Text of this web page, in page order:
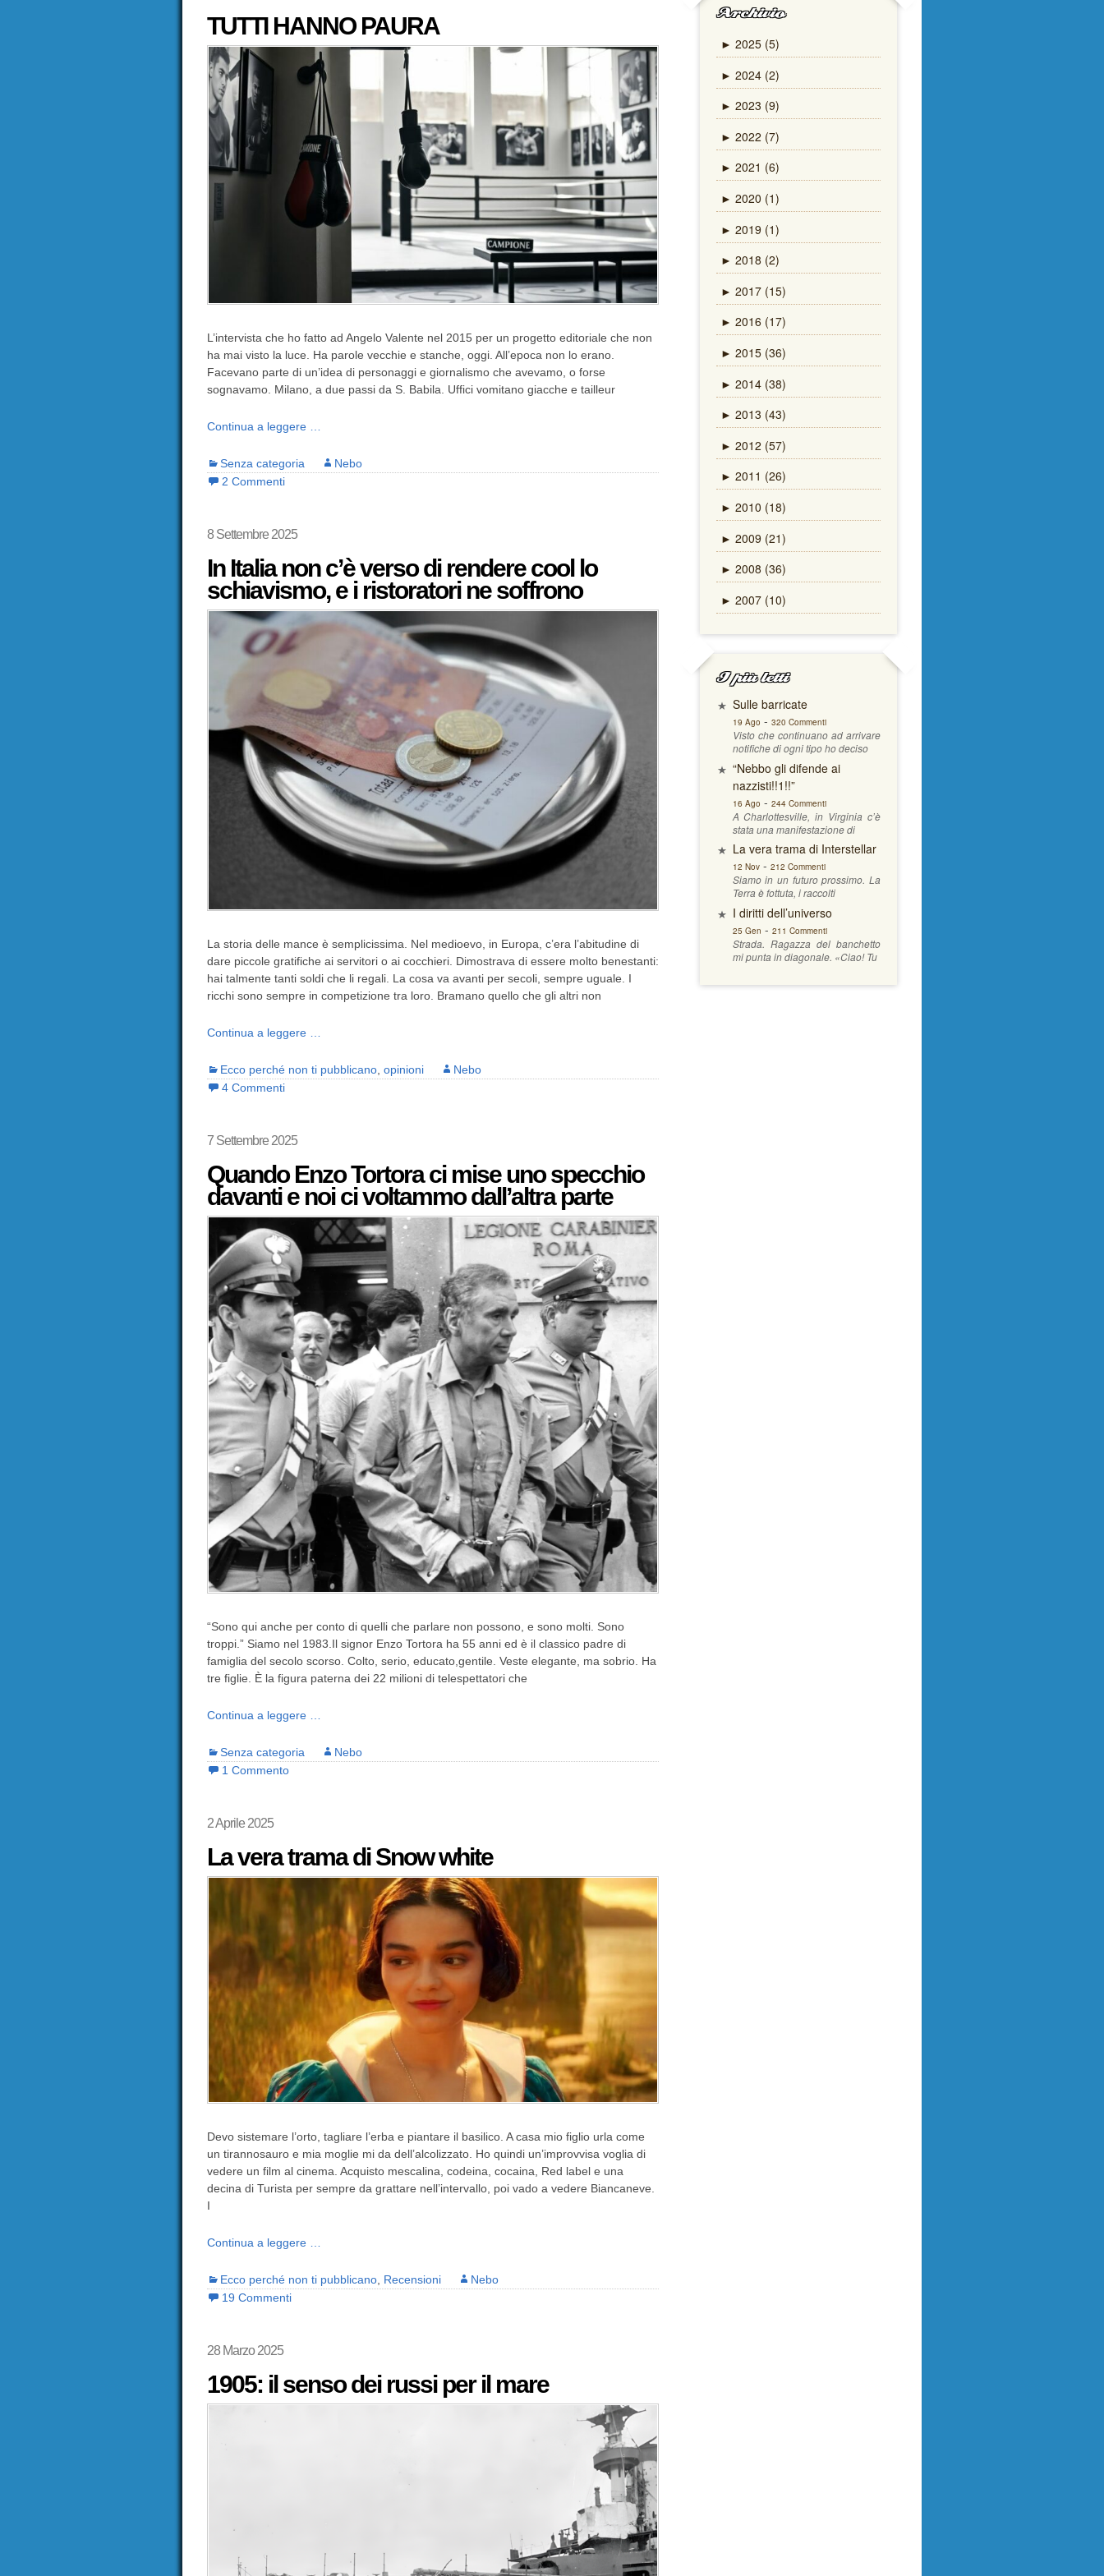
TUTTI HANNO PAURA
L’intervista che ho fatto ad Angelo Valente nel 2015 per un progetto editoriale che non
ha mai visto la luce. Ha parole vecchie e stanche, oggi. All’epoca non lo erano.
Facevano parte di un’idea di personaggi e giornalismo che avevamo, o forse
sognavamo. Milano, a due passi da S. Babila. Uffici vomitano giacche e tailleur
Continua a leggere …
Senza categoria
Nebo
2 Commenti
8 Settembre 2025
In Italia non c’è verso di rendere cool lo
schiavismo, e i ristoratori ne soffrono
La storia delle mance è semplicissima. Nel medioevo, in Europa, c’era l’abitudine di
dare piccole gratifiche ai servitori o ai cocchieri. Dimostrava di essere molto benestanti:
hai talmente tanti soldi che li regali. La cosa va avanti per secoli, sempre uguale. I
ricchi sono sempre in competizione tra loro. Bramano quello che gli altri non
Continua a leggere …
Ecco perché non ti pubblicano, opinioni
Nebo
4 Commenti
7 Settembre 2025
Quando Enzo Tortora ci mise uno specchio
davanti e noi ci voltammo dall’altra parte
“Sono qui anche per conto di quelli che parlare non possono, e sono molti. Sono
troppi.” Siamo nel 1983.Il signor Enzo Tortora ha 55 anni ed è il classico padre di
famiglia del secolo scorso. Colto, serio, educato,gentile. Veste elegante, ma sobrio. Ha
tre figlie. È la figura paterna dei 22 milioni di telespettatori che
Continua a leggere …
Senza categoria
Nebo
1 Commento
2 Aprile 2025
La vera trama di Snow white
Devo sistemare l’orto, tagliare l’erba e piantare il basilico. A casa mio figlio urla come
un tirannosauro e mia moglie mi da dell’alcolizzato. Ho quindi un’improvvisa voglia di
vedere un film al cinema. Acquisto mescalina, codeina, cocaina, Red label e una
decina di Turista per sempre da grattare nell’intervallo, poi vado a vedere Biancaneve.
I
Continua a leggere …
Ecco perché non ti pubblicano Recensioni
Nebo
19 Commenti
28 Marzo 2025
1905: il senso dei russi per il mare
Archivio
► 2025 (5)
► 2024 (2)
► 2023 (9)
► 2022 (7)
► 2021 (6)
► 2020 (1)
► 2019 (1)
► 2018 (2)
► 2017 (15)
► 2016 (17)
► 2015 (36)
► 2014 (38)
► 2013 (43)
► 2012 (57)
► 2011 (26)
► 2010 (18)
► 2009 (21)
► 2008 (36)
► 2007 (10)
I più letti
Sulle barricate
19 Ago - 320 Commenti
Visto che continuano ad arrivare
notifiche di ogni tipo ho deciso
“Nebbo gli difende ai
nazzisti!!1!!”
16 Ago - 244 Commenti
A Charlottesville, in Virginia c’è
stata una manifestazione di
La vera trama di Interstellar
12 Nov- 212 Commenti
Siamo in un futuro prossimo. La
Terra è fottuta, i raccolti
I diritti dell’universo
25 Gen - 211 Commenti
Strada. Ragazza del banchetto
mi punta in diagonale. «Ciao! Tu